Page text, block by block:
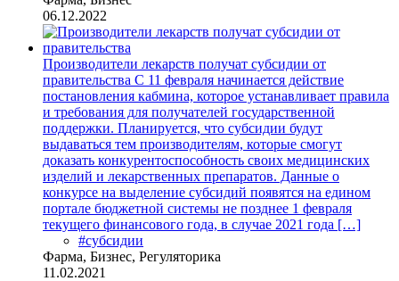
06.12.2022
Производители лекарств получат субсидии от
правительства С 11 февраля начинается действие
постановления кабмина, которое устанавливает правила
и требования для получателей государственной
поддержки. Планируется, что субсидии будут
выдаваться тем производителям, которые смогут
доказать конкурентоспособность своих медицинских
изделий и лекарственных препаратов. Данные о
конкурсе на выделение субсидий появятся на едином
портале бюджетной системы не позднее 1 февраля
текущего финансового года, в случае 2021 года […]
#субсидии
Фарма, Бизнес, Регуляторика
11.02.2021